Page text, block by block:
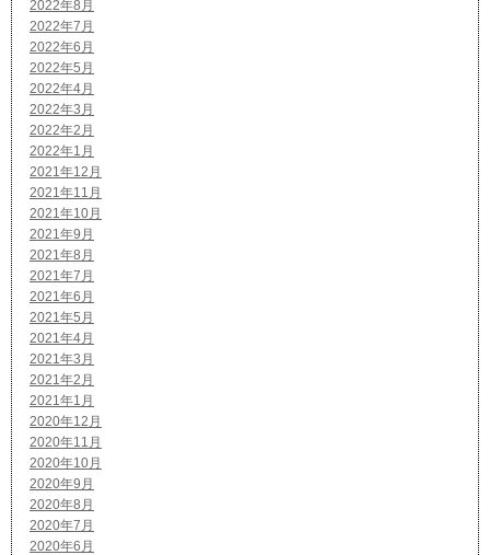
2022年8月
2022年7月
2022年6月
2022年5月
2022年4月
2022年3月
2022年2月
2022年1月
2021年12月
2021年11月
2021年10月
2021年9月
2021年8月
2021年7月
2021年6月
2021年5月
2021年4月
2021年3月
2021年2月
2021年1月
2020年12月
2020年11月
2020年10月
2020年9月
2020年8月
2020年7月
2020年6月